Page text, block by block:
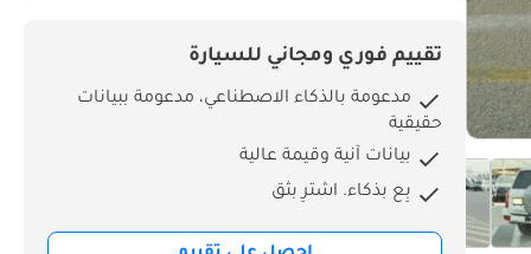
تقييم فوري ومجاني للسيارة
مدعومة بالذكاء الاصطناعي، مدعومة ببيانات
حقيقية
بيانات آنية وقيمة عالية
بِع بذكاء. اشترِ بثق